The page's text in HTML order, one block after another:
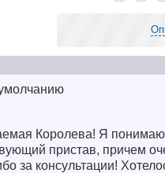
Королева! Я
пристав, причем
за консультации!